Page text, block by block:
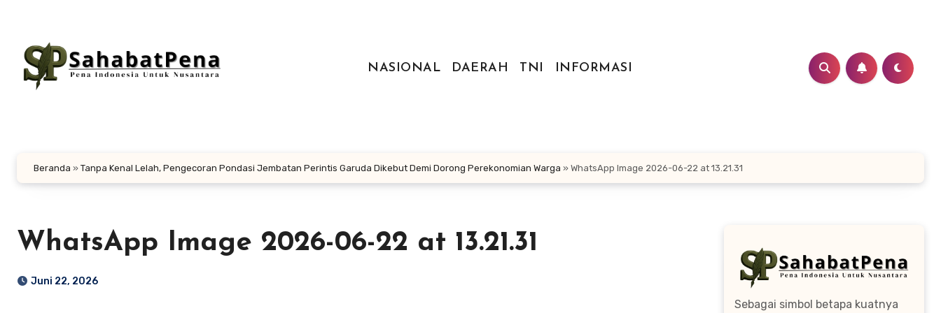
konten
NASIONAL
DAERAH TNI INFORMASI
Beranda » Tanpa Kenal Lelah, Pengecoran Pondasi Jembatan Perintis Garuda Dikebut Demi Dorong Perekonomian Warga » WhatsApp Image 2026-06-22 at 13.21.31
WhatsApp Image 2026-06-22 at 13.21.31
Juni 22, 2026
Sebagai simbol betapa kuatnya